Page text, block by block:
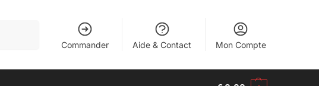
Commander Aide & Contact Mon Compte